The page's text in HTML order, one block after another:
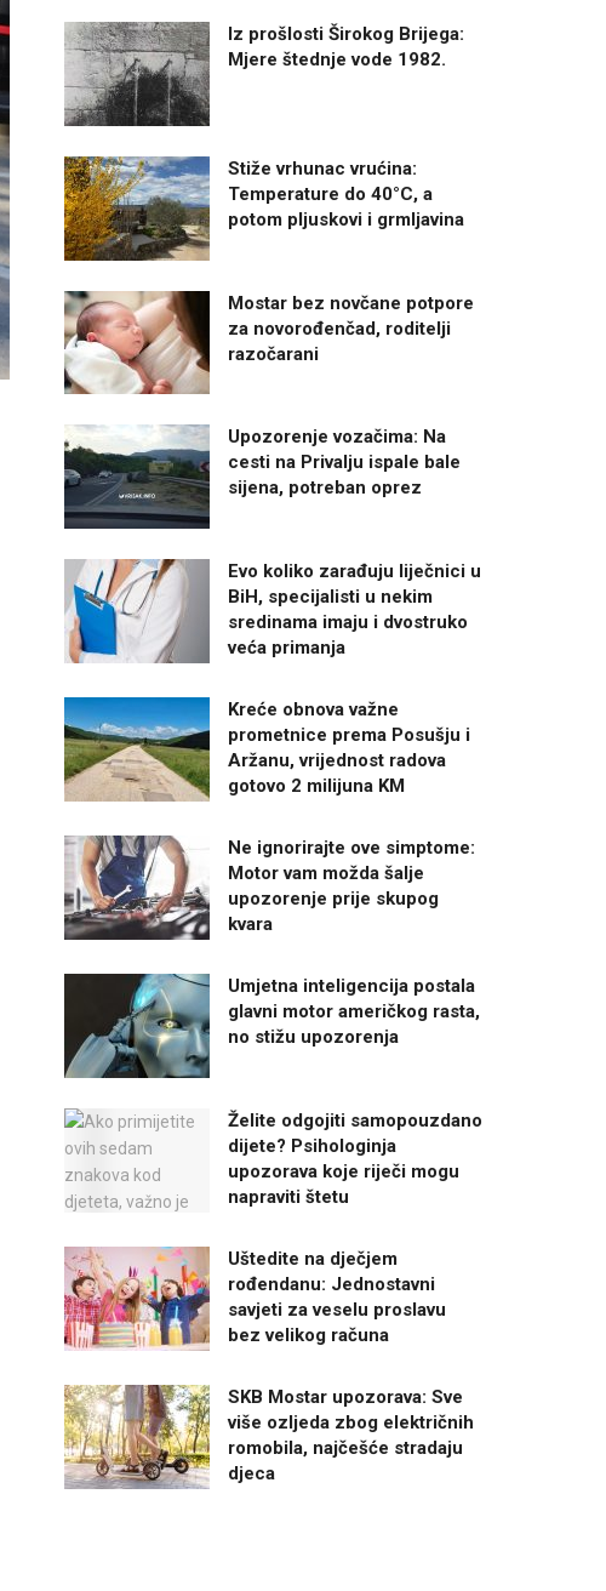
Iz prošlosti Širokog Brijega:
Mjere štednje vode 1982.
Stiže vrhunac vrućina:
Temperature do 40°C, a
potom pljuskovi i grmljavina
Mostar bez novčane potpore
za novorođenčad, roditelji
razočarani
Upozorenje vozačima: Na
cesti na Privalju ispale bale
sijena, potreban oprez
Evo koliko zarađuju liječnici u
BiH, specijalisti u nekim
sredinama imaju i dvostruko
veća primanja
Kreće obnova važne
prometnice prema Posušju i
Aržanu, vrijednost radova
gotovo 2 milijuna KM
Ne ignorirajte ove simptome:
Motor vam možda šalje
upozorenje prije skupog
kvara
Umjetna inteligencija postala
glavni motor američkog rasta,
no stižu upozorenja
Želite odgojiti samopouzdano
dijete? Psihologinja
upozorava koje riječi mogu
napraviti štetu
Uštedite na dječjem
rođendanu: Jednostavni
savjeti za veselu proslavu
bez velikog računa
SKB Mostar upozorava: Sve
više ozljeda zbog električnih
romobila, najčešće stradaju
djeca